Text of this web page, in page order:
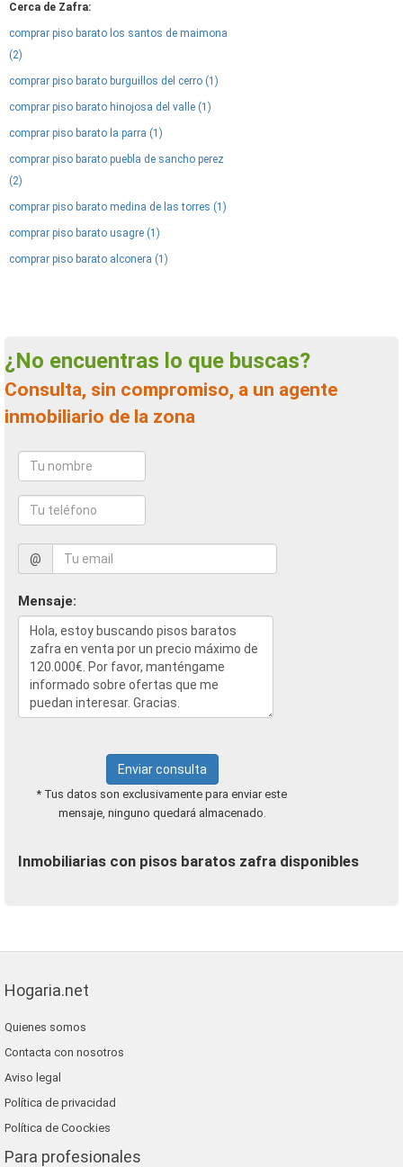
Cerca de Zafra:
comprar piso barato los santos de maimona
(2)
comprar piso barato burguillos del cerro (1)
comprar piso barato hinojosa del valle (1)
comprar piso barato la parra (1)
comprar piso barato puebla de sancho perez
(2)
comprar piso barato medina de las torres (1)
comprar piso barato usagre (1)
comprar piso barato alconera (1)
¿No encuentras lo que buscas?
Consulta, sin compromiso, a un agente
inmobiliario de la zona
@
Mensaje:
Enviar consulta
* Tus datos son exclusivamente para enviar este
mensaje, ninguno quedará almacenado.
Inmobiliarias con pisos baratos zafra disponibles
Hogaria.net
Quienes somos
Contacta con nosotros
Aviso legal
Política de privacidad
Política de Coockies
Para profesionales